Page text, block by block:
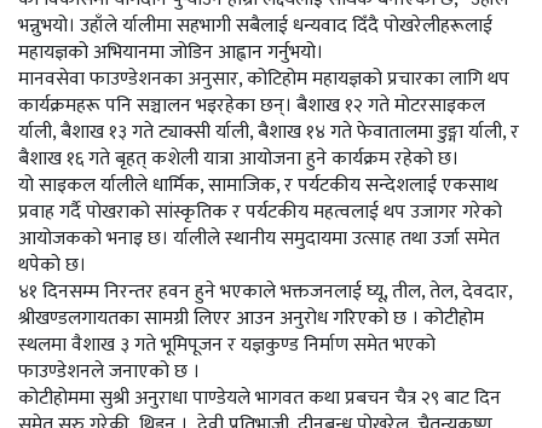
भन्नुभयो। उहाँले र्यालीमा सहभागी सबैलाई धन्यवाद दिँदै पोखरेलीहरूलाई
महायज्ञको अभियानमा जोडिन आह्वान गर्नुभयो।
मानवसेवा फाउण्डेशनका अनुसार, कोटिहोम महायज्ञको प्रचारका लागि थप
कार्यक्रमहरू पनि सञ्चालन भइरहेका छन्। बैशाख १२ गते मोटरसाइकल
र्याली, बैशाख १३ गते ट्याक्सी र्याली, बैशाख १४ गते फेवातालमा डुङ्गा र्याली, र
बैशाख १६ गते बृहत् कशेली यात्रा आयोजना हुने कार्यक्रम रहेको छ।
यो साइकल र्यालीले धार्मिक, सामाजिक, र पर्यटकीय सन्देशलाई एकसाथ
प्रवाह गर्दै पोखराको सांस्कृतिक र पर्यटकीय महत्वलाई थप उजागर गरेको
आयोजकको भनाइ छ। र्यालीले स्थानीय समुदायमा उत्साह तथा उर्जा समेत
थपेको छ।
४१ दिनसम्म निरन्तर हवन हुने भएकाले भक्तजनलाई घ्यू, तील, तेल, देवदार,
श्रीखण्डलगायतका सामग्री लिएर आउन अनुरोध गरिएको छ । कोटीहोम
स्थलमा वैशाख ३ गते भूमिपूजन र यज्ञकुण्ड निर्माण समेत भएको
फाउण्डेशनले जनाएको छ ।
कोटीहोममा सुश्री अनुराधा पाण्डेयले भागवत कथा प्रबचन चैत्र २९ बाट दिन